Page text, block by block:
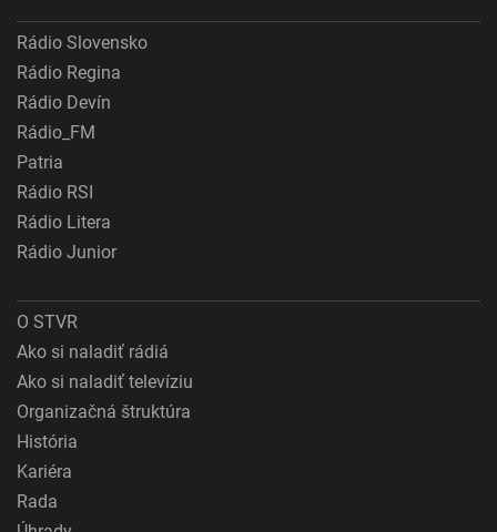
Rádio Slovensko
Rádio Regina
Rádio Devín
Rádio_FM
Patria
Rádio RSI
Rádio Litera
Rádio Junior
O STVR
Ako si naladiť rádiá
Ako si naladiť televíziu
Organizačná štruktúra
História
Kariéra
Rada